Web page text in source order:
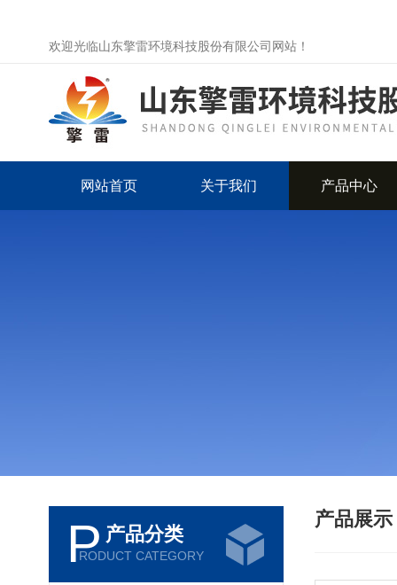
欢迎光临山东擎雷环境科技股份有限公司网站！
网站首页 关于我们 产品中心
P 产品分类
RODUCT CATEGORY
产品展示